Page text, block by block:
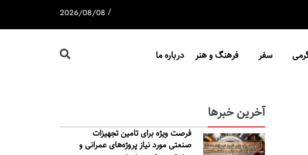
/
2026/08/08
سفر فرهنگ و هنر درباره ما
آخرین خبرها
فرصت ویژه برای تامین تجهیزات
صنعتی مورد نیاز پروژه‌های عمرانی و